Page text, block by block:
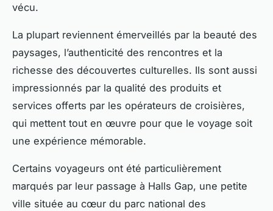
vécu.
La plupart reviennent émerveillés par la beauté des
paysages, l’authenticité des rencontres et la
richesse des découvertes culturelles. Ils sont aussi
impressionnés par la qualité des produits et
services offerts par les opérateurs de croisières,
qui mettent tout en œuvre pour que le voyage soit
une expérience mémorable.
Certains voyageurs ont été particulièrement
marqués par leur passage à Halls Gap, une petite
ville située au cœur du parc national des